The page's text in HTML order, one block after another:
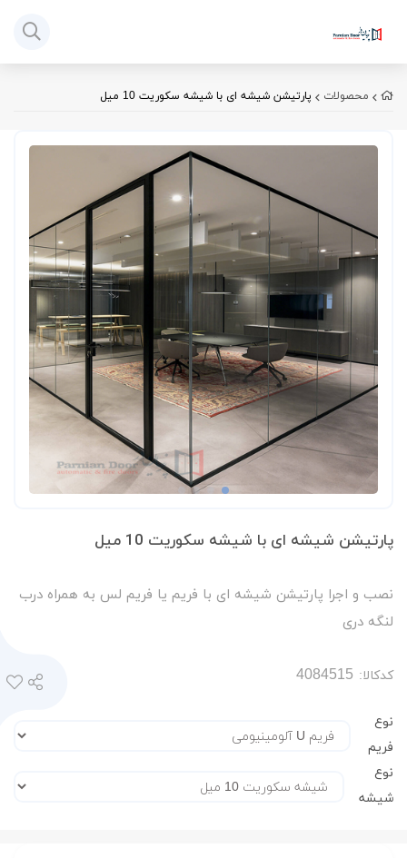
محصولات پارتیشن شیشه ای با شیشه سکوریت 10 میل
پارتیشن شیشه ای با شیشه سکوریت 10 میل
نصب و اجرا پارتیشن شیشه ای با فریم یا فریم لس به همراه درب
لنگه دری
کدکالا:
نوع
فریم
نوع
شیشه